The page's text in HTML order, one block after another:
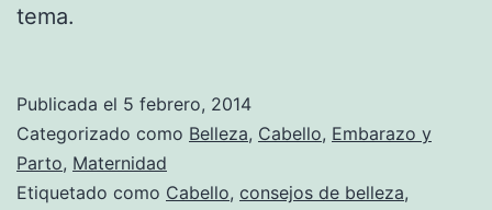
tema.
Publicada el 5 febrero, 2014
Categorizado como Belleza, Cabello, Embarazo y
Parto, Maternidad
Etiquetado como Cabello, consejos de belleza,